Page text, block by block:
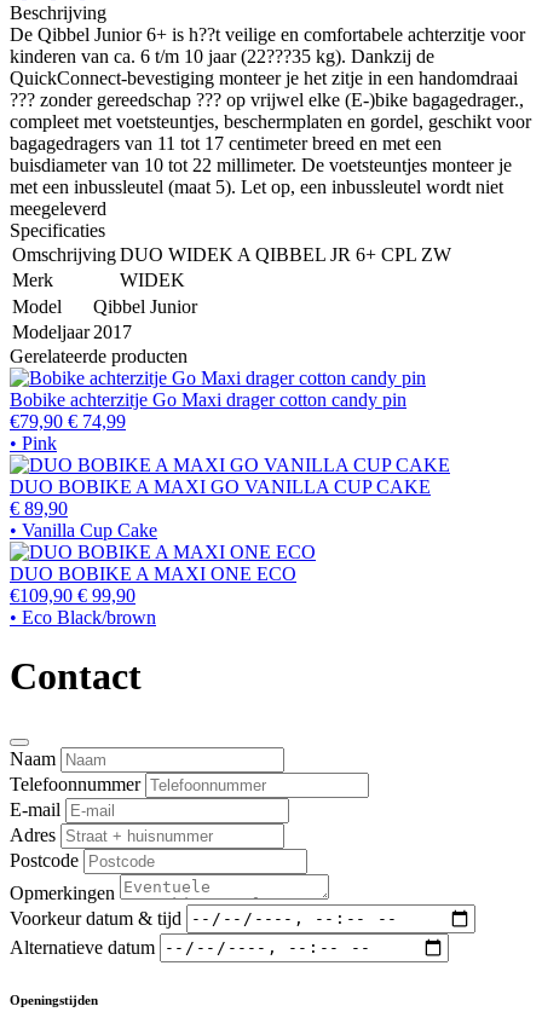
Beschrijving
De Qibbel Junior 6+ is h??t veilige en comfortabele achterzitje voor
kinderen van ca. 6 t/m 10 jaar (22???35 kg). Dankzij de
QuickConnect-bevestiging monteer je het zitje in een handomdraai
??? zonder gereedschap ??? op vrijwel elke (E-)bike bagagedrager.,
compleet met voetsteuntjes, beschermplaten en gordel, geschikt voor
bagagedragers van 11 tot 17 centimeter breed en met een
buisdiameter van 10 tot 22 millimeter. De voetsteuntjes monteer je
met een inbussleutel (maat 5). Let op, een inbussleutel wordt niet
meegeleverd
Specificaties
OmschrijvingDUO WIDEK A QIBBEL JR 6+ CPL ZW
Merk
WIDEK
Model
Qibbel Junior
Modeljaar 2017
Gerelateerde producten
Bobike achterzitje Go Maxi drager cotton candy pin
€79,90 € 74,99
• Pink
DUO BOBIKE A MAXI GO VANILLA CUP CAKE
€ 89,90
• Vanilla Cup Cake
DUO BOBIKE A MAXI ONE ECO
€109,90 € 99,90
• Eco Black/brown
Contact
Naam
Telefoonnummer
E-mail
Adres
Postcode
Opmerkingen
Voorkeur datum & tijd
Alternatieve datum
Openingstijden